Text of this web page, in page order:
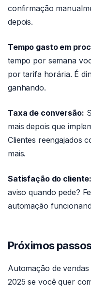
confirmação
depois.
Tempo gasto em
tempo por semana
por tarifa horária. É
ganhando.
Taxa de conversão:
mais depois que
Clientes reengajados
mais.
Satisfação do cliente:
aviso quando pede?
automação
Próximos
Automação de
2025 se você quer